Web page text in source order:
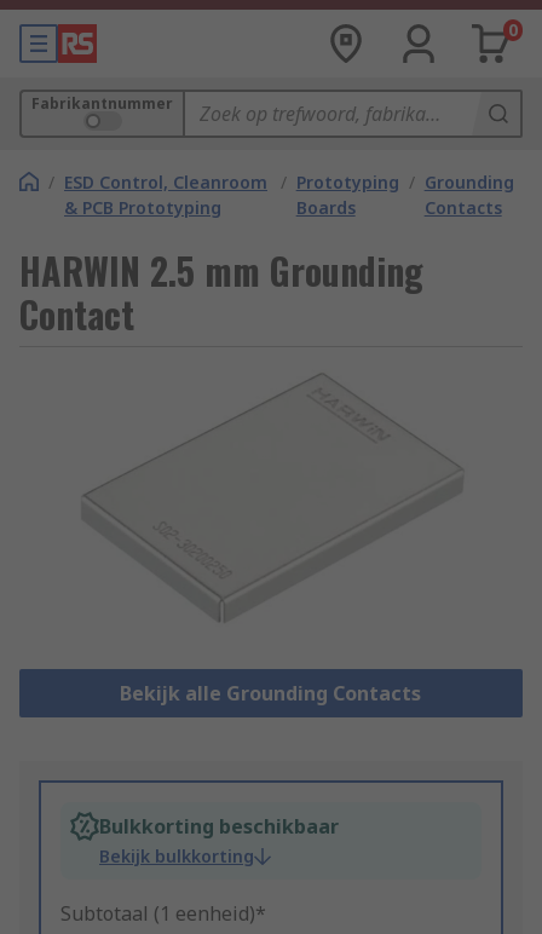
0
Fabrikantnummer
/ ESD Control, Cleanroom
& PCB Prototyping
/ Prototyping
Boards
/ Grounding
Contacts
HARWIN 2.5 mm Grounding
Contact
Bekijk alle Grounding Contacts
Bulkkorting beschikbaar
Bekijk bulkkorting
Subtotaal (1 eenheid)*